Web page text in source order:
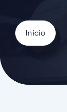
Início